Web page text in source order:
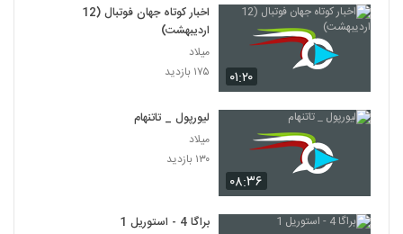
۰۱:۲۰
اخبار کوتاه جهان فوتبال (12
اردیبهشت)
میلاد
۱۷۵ بازدید
۰۸:۳۶
لیورپول _ تاتنهام
میلاد
۱۳۰ بازدید
براگا 4 - استوریل 1